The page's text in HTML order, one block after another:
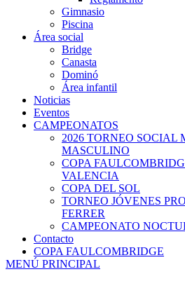
Gimnasio
Piscina
Área social
Bridge
Canasta
Dominó
Área infantil
Noticias
Eventos
CAMPEONATOS
2026 TORNEO SOCIAL
MASCULINO
COPA
VALENCIA
COPA DEL SOL
TORNEO JÓVENES
FERRER
CAMPEONATO
Contacto
COPA FAULCOMBRIDGE
MENÚ PRINCIPAL